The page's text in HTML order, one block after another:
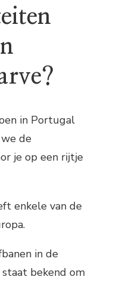
in Portugal
de
je op een rijtje
enkele van de
in de
bekend om